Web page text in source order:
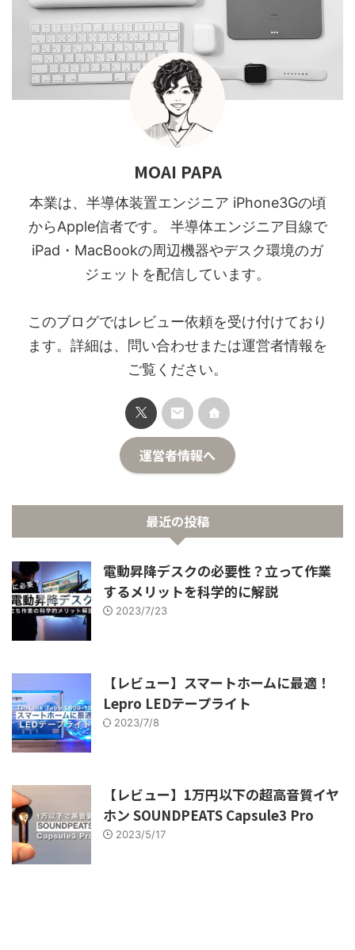
MOAI PAPA
本業は、半導体装置エンジニア iPhone3Gの頃
からApple信者です。 半導体エンジニア目線で
iPad・MacBookの周辺機器やデスク環境のガ
ジェットを配信しています。
このブログではレビュー依頼を受け付けており
ます。詳細は、問い合わせまたは運営者情報を
ご覧ください。
運営者情報へ
最近の投稿
電動昇降デスクの必要性？立って作業
するメリットを科学的に解説
2023/7/23
【レビュー】スマートホームに最適！
Lepro LEDテープライト
2023/7/8
【レビュー】1万円以下の超高音質イヤ
ホン SOUNDPEATS Capsule3 Pro
2023/5/17